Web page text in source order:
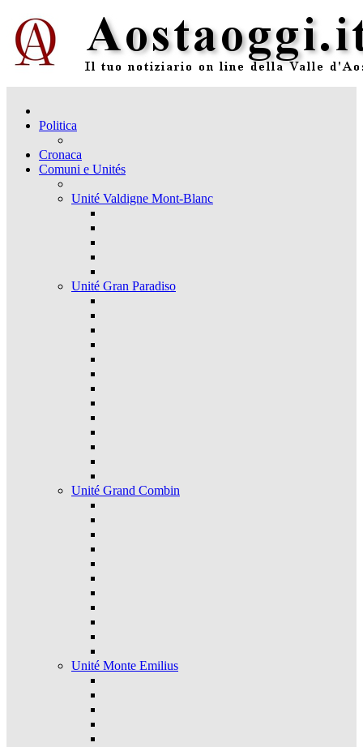
Politica
Cronaca
Comuni e Unités
Unité Valdigne Mont-Blanc
Unité Gran Paradiso
Unité Grand Combin
Unité Monte Emilius